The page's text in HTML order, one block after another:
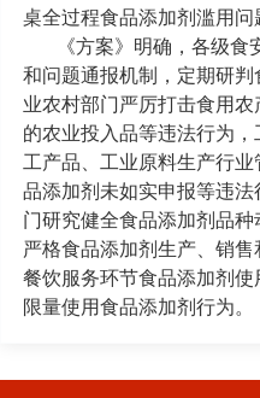
桌全过程食品添加剂滥用问
《方案》明确，各级
和问题通报机制，定期研
业农村部门严厉打击食用
的农业投入品等违法行为
工产品、工业原料生产行
品添加剂未如实申报等违
门研究健全食品添加剂品
严格食品添加剂生产、销售
餐饮服务环节食品添加剂
限量使用食品添加剂行为。